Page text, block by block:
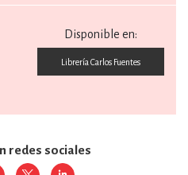
Disponible en:
Librería Carlos Fuentes
redes sociales